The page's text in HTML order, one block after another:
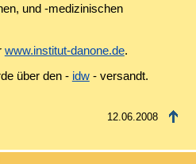
und -medizinischen
www.institut-danone.de.
über den - idw- versandt.
12.06.2008